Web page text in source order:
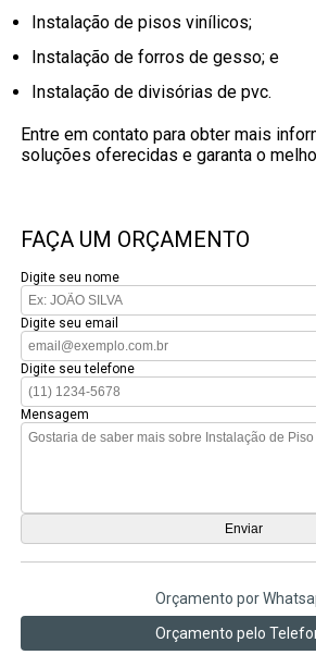
instalação de pisos vinílicos;
instalação de forros de gesso; e
instalação de divisórias de pvc.
Entre em contato para obter mais
soluções oferecidas e garanta o
FAÇA UM ORÇAMENTO
Digite seu nome
Digite seu email
Digite seu telefone
Mensagem
Orçamento por
Orçamento pelo